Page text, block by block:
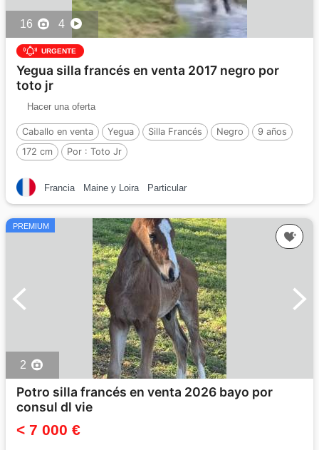
16 4
URGENTE
Yegua silla francés en venta 2017 negro por
toto jr
Hacer una oferta
Caballo en venta Yegua Silla Francés Negro
9 años
172 cm
Por : Toto Jr
Francia Maine y Loira Particular
PREMIUM
2
Potro silla francés en venta 2026 bayo por
consul dl vie
< 7 000 €